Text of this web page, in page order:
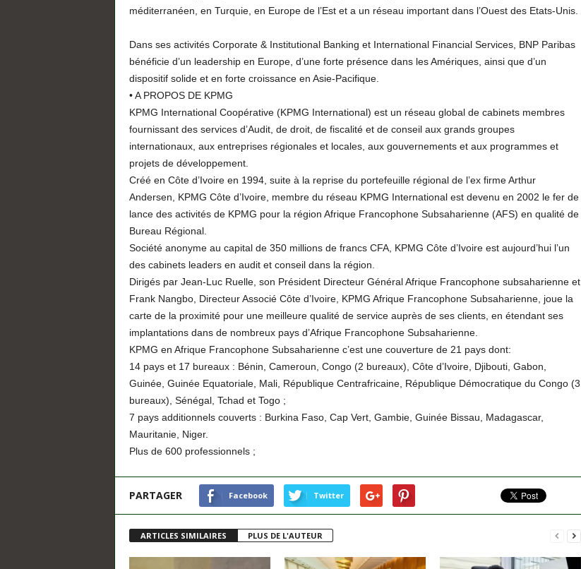
méditerranéen, en Turquie, en Europe de l’Est et a un réseau important dans l’Ouest des Etats-Unis.
Dans ses activités Corporate & Institutional Banking et International Financial Services, BNP Paribas
bénéficie d’un leadership en Europe, d’une forte présence dans les Amériques, ainsi que d’un
dispositif solide et en forte croissance en Asie-Pacifique.
• A PROPOS DE KPMG
KPMG International Coopérative (KPMG International) est un réseau global de cabinets membres
fournissant des services d’Audit, de droit, de fiscalité et de conseil aux grands groupes
internationaux, aux entreprises régionales et locales, aux gouvernements et aux programmes et
projets de développement.
Créé en Côte d’Ivoire en 1994, suite à la reprise du portefeuille régional de l’ex firme Arthur
Andersen, KPMG Côte d’Ivoire, membre du réseau KPMG International est devenu en 2002 le fer de
lance des activités de KPMG pour la région Afrique Francophone Subsaharienne (AFS) en qualité de
Bureau Régional.
Société anonyme au capital de 350 millions de francs CFA, KPMG Côte d’Ivoire est aujourd’hui l’un
des cabinets leaders en audit et conseil dans la région.
Dirigés par Jean-Luc Ruelle, son Président Directeur Général Afrique Francophone subsaharienne et
Frank Nangbo, Directeur Associé Côte d’Ivoire, KPMG Afrique Francophone Subsaharienne, joue la
carte de la proximité pour une meilleure qualité de service auprès de ses clients, en étendant ses
implantations dans de nombreux pays d’Afrique Francophone Subsaharienne.
KPMG en Afrique Francophone Subsaharienne c’est une couverture de 21 pays dont:
14 pays et 17 bureaux : Bénin, Cameroun, Congo (2 bureaux), Côte d’Ivoire, Djibouti, Gabon,
Guinée, Guinée Equatoriale, Mali, République Centrafricaine, République Démocratique du Congo (3
bureaux), Sénégal, Tchad et Togo ;
7 pays additionnels couverts : Burkina Faso, Cap Vert, Gambie, Guinée Bissau, Madagascar,
Mauritanie, Niger.
Plus de 600 professionnels ;
PARTAGER Facebook Twitter
ARTICLES SIMILAIRES PLUS DE L'AUTEUR